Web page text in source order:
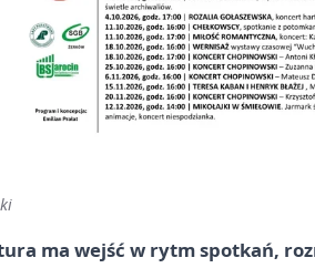
ma wejść w rytm spotkań,